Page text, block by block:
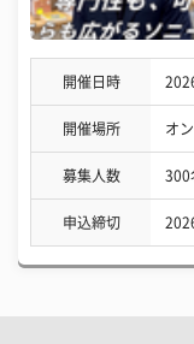
開催日時
開催場所 オ
募集人数 300
申込締切